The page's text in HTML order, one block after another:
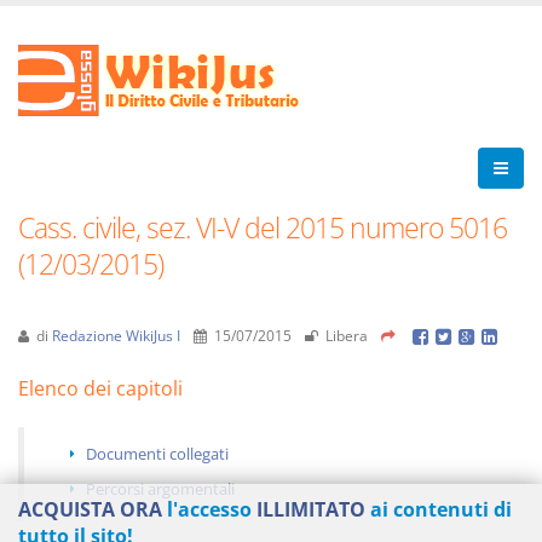
Cass. civile, sez. VI-V del 2015 numero 5016
(12/03/2015)
di Redazione WikiJus I 15/07/2015 Libera
Elenco dei capitoli
Documenti collegati
Percorsi argomentali
ACQUISTA ORA l'accesso ILLIMITATO ai contenuti di
tutto il sito!